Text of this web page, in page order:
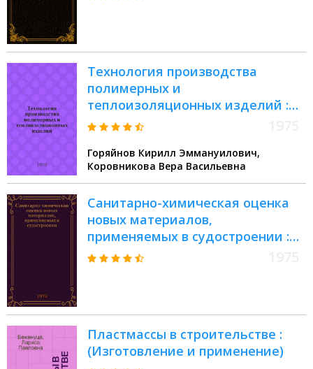
Технология производства
полимерных и
теплоизоляционных изделий :
Учебник для вузов по
оборудование предприятий
строит. материалов, изделий и
конструкций"
Горяйнов Кирилл Эммануилович,
Коровникова Вера Васильевна
Санитарно-химическая оценка
новых материалов,
применяемых в судостроении :
Метод. руководство : 74-38-102-73
Пластмассы в строительстве :
(Изготовление и применение)